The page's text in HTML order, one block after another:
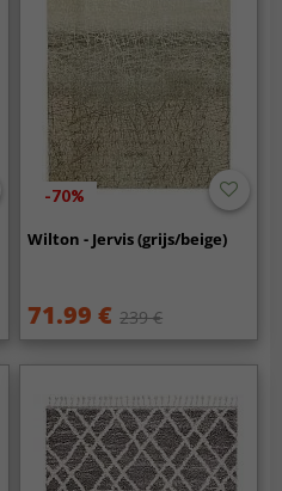
-70%
Wilton - Jervis (grijs/beige)
71.99 € 239 €